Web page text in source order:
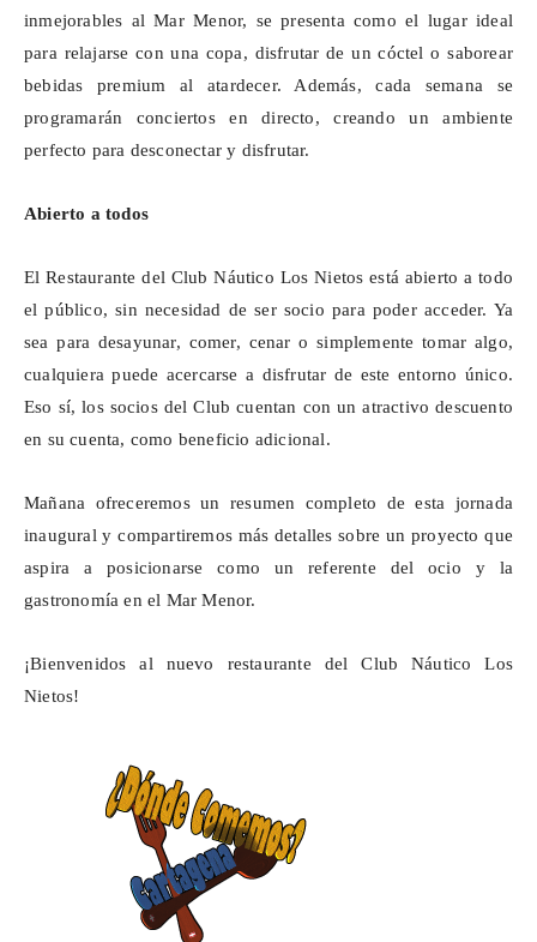
inmejorables al Mar Menor, se presenta como el lugar ideal
para relajarse con una copa, disfrutar de un cóctel o saborear
bebidas premium al atardecer. Además, cada semana se
programarán conciertos en directo, creando un ambiente
perfecto para desconectar y disfrutar.
Abierto a todos
El Restaurante del Club Náutico Los Nietos está abierto a todo
el público, sin necesidad de ser socio para poder acceder. Ya
sea para desayunar, comer, cenar o simplemente tomar algo,
cualquiera puede acercarse a disfrutar de este entorno único.
Eso sí, los socios del Club cuentan con un atractivo descuento
en su cuenta, como beneficio adicional.
Mañana ofreceremos un resumen completo de esta jornada
inaugural y compartiremos más detalles sobre un proyecto que
aspira a posicionarse como un referente del ocio y la
gastronomía en el Mar Menor.
¡Bienvenidos al nuevo restaurante del Club Náutico Los
Nietos!